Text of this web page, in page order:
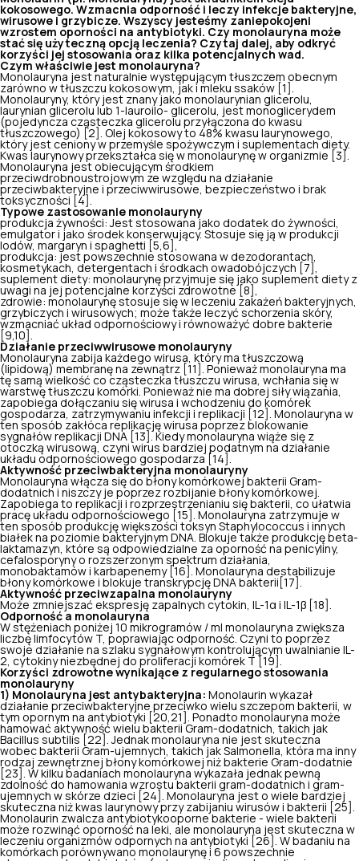
kokosowego. Wzmacnia odporność i leczy infekcje bakteryjne,
wirusowe i grzybicze. Wszyscy jesteśmy zaniepokojeni
wzrostem oporności na antybiotyki. Czy monolauryna może
stać się użyteczną opcją leczenia? Czytaj dalej, aby odkryć
korzyści jej stosowania oraz kilka potencjalnych wad.
Czym właściwie jest monolauryna?
Monolauryna jest naturalnie występującym tłuszczem obecnym
zarówno w tłuszczu kokosowym , jak i mleku ssaków [1].
Monolauryny, który jest znany jako monolaurynian glicerolu,
laurynian glicerolu lub 1-lauroilo- glicerolu, jest monoglicerydem
(pojedyncza cząsteczka glicerolu przyłączona do kwasu
tłuszczowego) [2]. Olej kokosowy to 48% kwasu laurynowego,
który jest ceniony w przemyśle spożywczym i suplementach diety.
Kwas laurynowy przekształca się w monolaurynę w organizmie [3].
Monolauryna jest obiecującym środkiem
przeciwdrobnoustrojowym ze względu na działanie
przeciwbakteryjne i przeciwwirusowe, bezpieczeństwo i brak
toksyczności [4].
Typowe zastosowanie monolauryny
produkcja żywności: Jest stosowana jako dodatek do żywności,
emulgator i jako środek konserwujący. Stosuje się ją w produkcji
lodów, margaryn i spaghetti [5,6],
produkcja: jest powszechnie stosowana w dezodorantach,
kosmetykach, detergentach i środkach owadobójczych [7],
suplement diety: monolaurynę przyjmuje się jako suplement diety z
uwagi na jej potencjalne korzyści zdrowotne [8],
zdrowie: monolaurynę stosuje się w leczeniu zakażeń bakteryjnych,
grzybiczych i wirusowych; może także leczyć schorzenia skóry,
wzmacniać układ odpornościowyi równoważyć dobre bakterie
[9,10].
Działanie przeciwwirusowe monolauryny
Monolauryna zabija każdego wirusa, który ma tłuszczową
(lipidową) membranę na zewnątrz [11]. Ponieważ monolauryna ma
tę samą wielkość co cząsteczka tłuszczu wirusa, wchłania się w
warstwę tłuszczu komórki. Ponieważ nie ma dobrej siły wiązania,
zapobiega dołączaniu się wirusa i wchodzeniu do komórek
gospodarza, zatrzymywaniu infekcji i replikacji [12]. Monolauryna w
ten sposób zakłóca replikację wirusa poprzez blokowanie
sygnałów replikacji DNA [13]. Kiedy monolauryna wiąże się z
otoczką wirusową, czyni wirus bardziej podatnym na działanie
układu odpornościowego gospodarza [14].
Aktywność przeciwbakteryjna monolauryny
Monolauryna włącza się do błony komórkowej bakterii Gram-
dodatnich i niszczy je poprzez rozbijanie błony komórkowej.
Zapobiega to replikacji i rozprzestrzenianiu się bakterii, co ułatwia
pracę układu odpornościowego [15]. Monolauryna zatrzymuje w
ten sposób produkcję większości toksyn Staphylococcus i innych
białek na poziomie bakteryjnym DNA. Blokuje także produkcję beta-
laktamazyn, które są odpowiedzialne za oporność na penicyliny,
cefalosporyny o rozszerzonym spektrum działania,
monobaktamów i karbapenemy [16]. Monolauryna destabilizuje
błony komórkowe i blokuje transkrypcję DNA bakterii[17].
Aktywność przeciwzapalna monolauryny
Może zmniejszać ekspresję zapalnych cytokin, IL-1α i IL-1β [18].
Odporność a monolauryna
W stężeniach poniżej 10 mikrogramów / ml monolauryna zwiększa
liczbę limfocytów T, poprawiając odporność. Czyni to poprzez
swoje działanie na szlaku sygnałowym kontrolującym uwalnianie IL-
2, cytokiny niezbędnej do proliferacji komórek T [19].
Korzyści zdrowotne wynikające z regularnego stosowania
monolauryny
1) Monolauryna jest antybakteryjna: Monolaurin wykazał
działanie przeciwbakteryjne przeciwko wielu szczepom bakterii, w
tym opornym na antybiotyki [20,21]. Ponadto monolauryna może
hamować aktywność wielu bakterii Gram-dodatnich, takich jak
Bacillus subtilis [22]. Jednak monolauryna nie jest skuteczna
wobec bakterii Gram-ujemnych, takich jak Salmonella , która ma inny
rodzaj zewnętrznej błony komórkowej niż bakterie Gram-dodatnie
[23]. W kilku badaniach monolauryna wykazała jednak pewną
zdolność do hamowania wzrostu bakterii gram-dodatnich i gram-
ujemnych w skórze dzieci [24]. Monolauryna jest o wiele bardziej
skuteczna niż kwas laurynowy przy zabijaniu wirusów i bakterii [25].
Monolaurin zwalcza antybiotykooporne bakterie - wiele bakterii
może rozwinąć oporność na leki, ale monolauryna jest skuteczna w
leczeniu organizmów odpornych na antybiotyki [26]. W badaniu na
komórkach porównywano monolaurynę i 6 powszechnie